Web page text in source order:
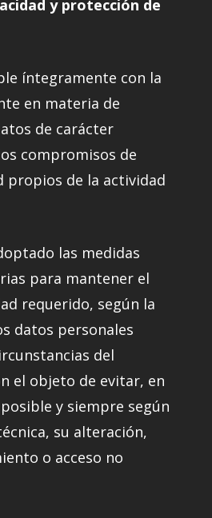
y protección de
íntegramente con la
en materia de
de carácter
compromisos de
propios de la actividad
las medidas
para mantener el
requerido, según la
datos personales
del
el objeto de evitar, en
y siempre según
su alteración,
o acceso no